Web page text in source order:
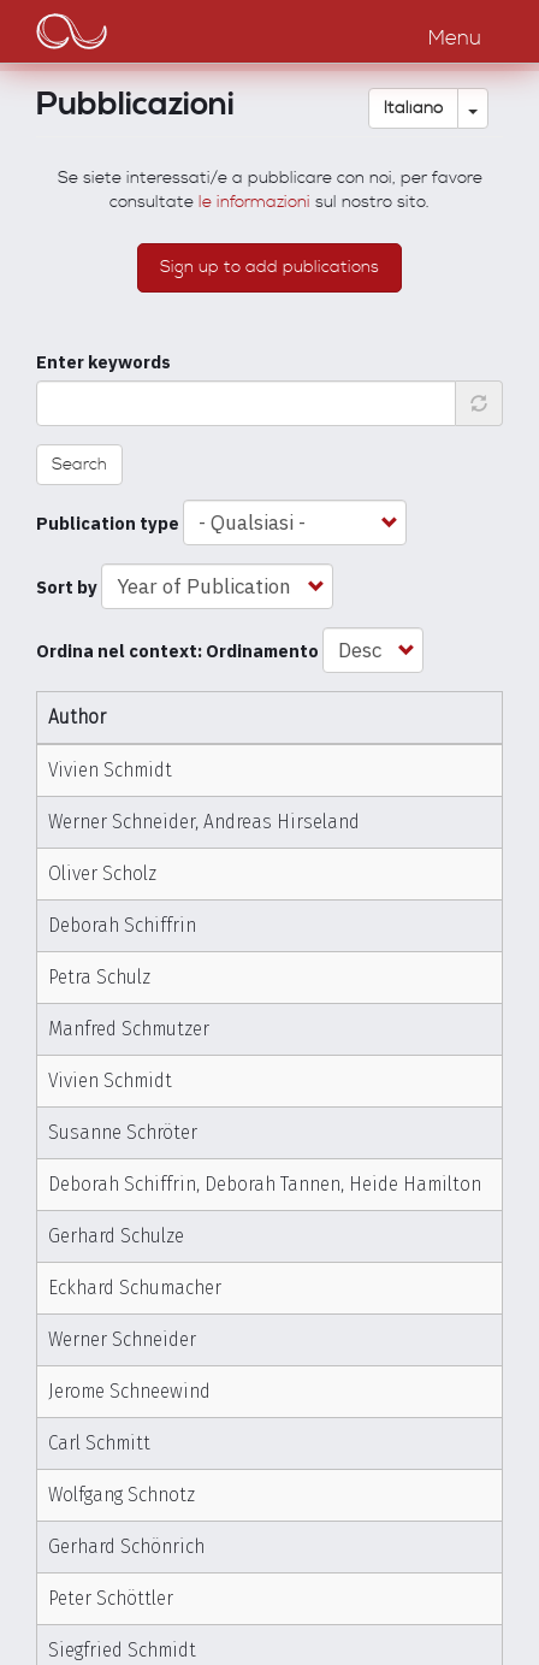
contenuto
principale
Main
navigation
Menu
Italiano Toggle
Pubblicazioni
Se siete interessati/e a pubblicare con noi, per favore
consultate le informazioni sul nostro sito.
Sign up to add publications
Enter keywords
Search
Publication type
Sort by
Ordina nel context: Ordinamento
Author
Vivien Schmidt
Werner Schneider, Andreas Hirseland
Oliver Scholz
Deborah Schiffrin
Petra Schulz
Manfred Schmutzer
Vivien Schmidt
Susanne Schröter
Deborah Schiffrin, Deborah Tannen, Heide Hamilton
Gerhard Schulze
Eckhard Schumacher
Werner Schneider
Jerome Schneewind
Carl Schmitt
Wolfgang Schnotz
Gerhard Schönrich
Peter Schöttler
Siegfried Schmidt